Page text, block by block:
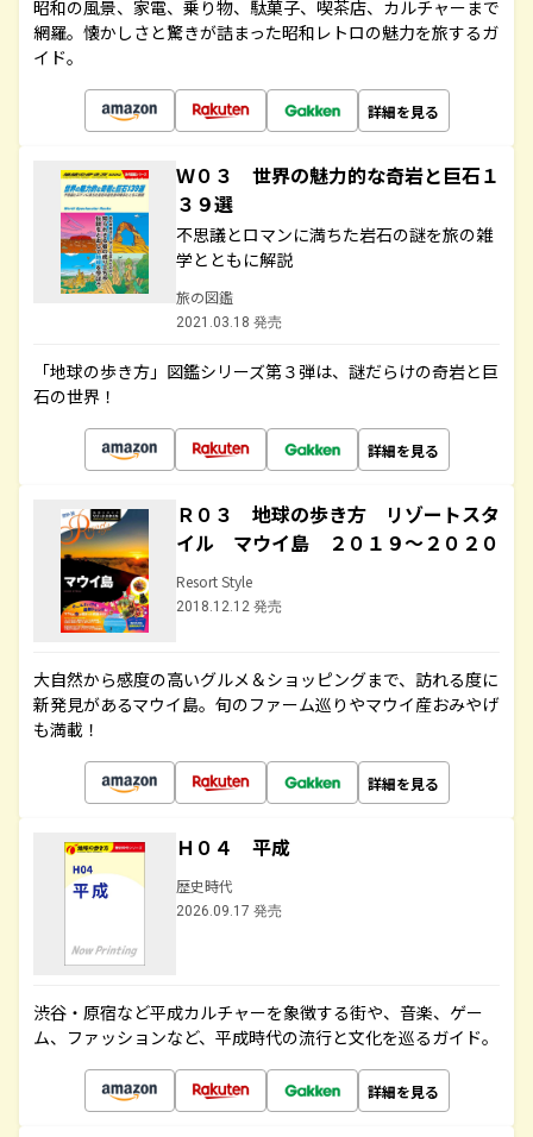
昭和の風景、家電、乗り物、駄菓子、喫茶店、カルチャーまで
網羅。懐かしさと驚きが詰まった昭和レトロの魅力を旅するガ
イド。
詳細を見る
Ｗ０３ 世界の魅力的な奇岩と巨石１
３９選
不思議とロマンに満ちた岩石の謎を旅の雑
学とともに解説
旅の図鑑
2021.03.18 発売
「地球の歩き方」図鑑シリーズ第３弾は、謎だらけの奇岩と巨
石の世界！
詳細を見る
Ｒ０３ 地球の歩き方 リゾートスタ
イル マウイ島 ２０１９～２０２０
Resort Style
2018.12.12 発売
大自然から感度の高いグルメ＆ショッピングまで、訪れる度に
新発見があるマウイ島。旬のファーム巡りやマウイ産おみやげ
も満載！
詳細を見る
Ｈ０４ 平成
歴史時代
2026.09.17 発売
渋谷・原宿など平成カルチャーを象徴する街や、音楽、ゲー
ム、ファッションなど、平成時代の流行と文化を巡るガイド。
詳細を見る